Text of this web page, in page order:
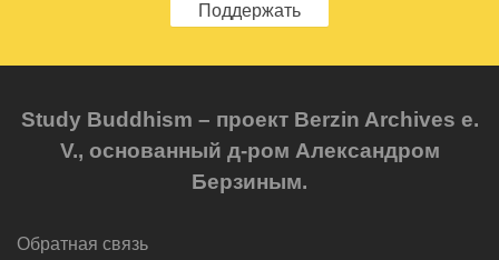
Поддержать
Study Buddhism – проект Berzin Archives e.
V., основанный д-ром Александром
Берзиным.
Обратная связь